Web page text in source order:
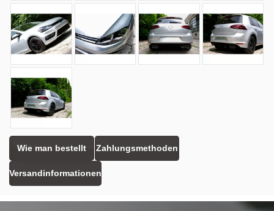
Wie man bestellt Zahlungsmethoden
Versandinformationen